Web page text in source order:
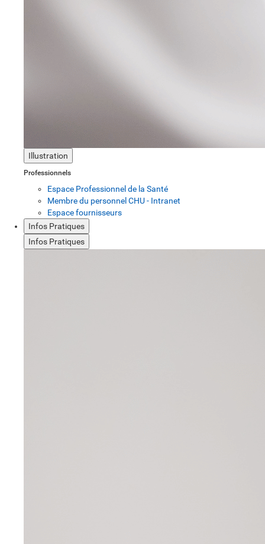
Illustration
Professionnels
Espace Professionnel de la Santé
Membre du personnel CHU - Intranet
Espace fournisseurs
Infos Pratiques
Infos Pratiques